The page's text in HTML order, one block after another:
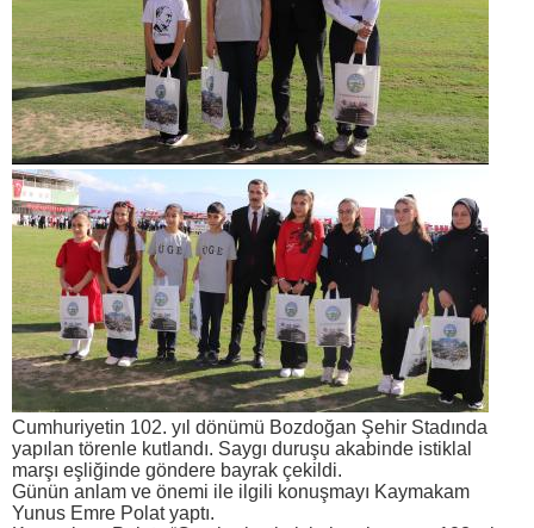
Cumhuriyetin 102. yıl dönümü Bozdoğan Şehir Stadında
yapılan törenle kutlandı. Saygı duruşu akabinde istiklal
marşı eşliğinde göndere bayrak çekildi.
Günün anlam ve önemi ile ilgili konuşmayı Kaymakam
Yunus Emre Polat yaptı.